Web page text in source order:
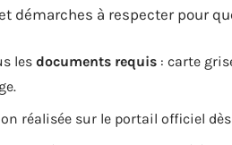
démarches à respecter pour
les documents requis : carte
réalisée sur le portail officiel